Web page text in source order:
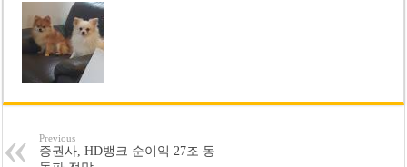
Previous
증권사, HD뱅크 순이익 27조 동